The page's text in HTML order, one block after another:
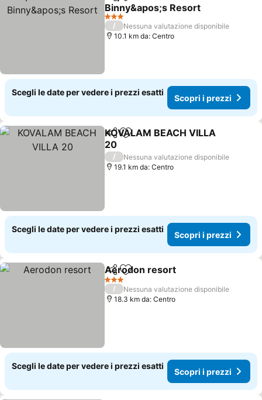
Binny&apos;s Resort
3 Stelle
/
Nessuna valutazione disponibile
10.1 km da: Centro
Scegli le date per vedere i prezzi esatti
Scopri i prezzi
CondividiAggiungi ai preferiti
KOVALAM BEACH VILLA
20
/
Nessuna valutazione disponibile
19.1 km da: Centro
Scegli le date per vedere i prezzi esatti
Scopri i prezzi
CondividiAggiungi ai preferiti
Aerodon resort
3 Stelle
/
Nessuna valutazione disponibile
18.3 km da: Centro
Scegli le date per vedere i prezzi esatti
Scopri i prezzi